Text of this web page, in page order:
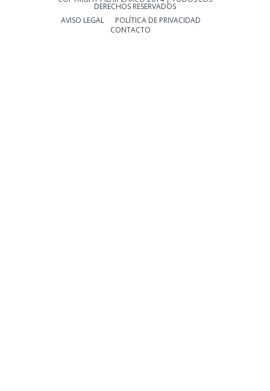
DERECHOS RESERVADOS
AVISO LEGAL
POLÍTICA DE PRIVACIDAD
CONTACTO